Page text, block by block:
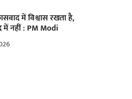
में विश्वास रखता है,
में नहीं : PM Modi